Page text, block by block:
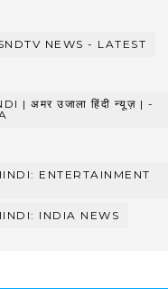
NEWS - LATEST
| अमर उजाला हिंदी न्यूज़ | -
ENTERTAINMENT
INDIA NEWS